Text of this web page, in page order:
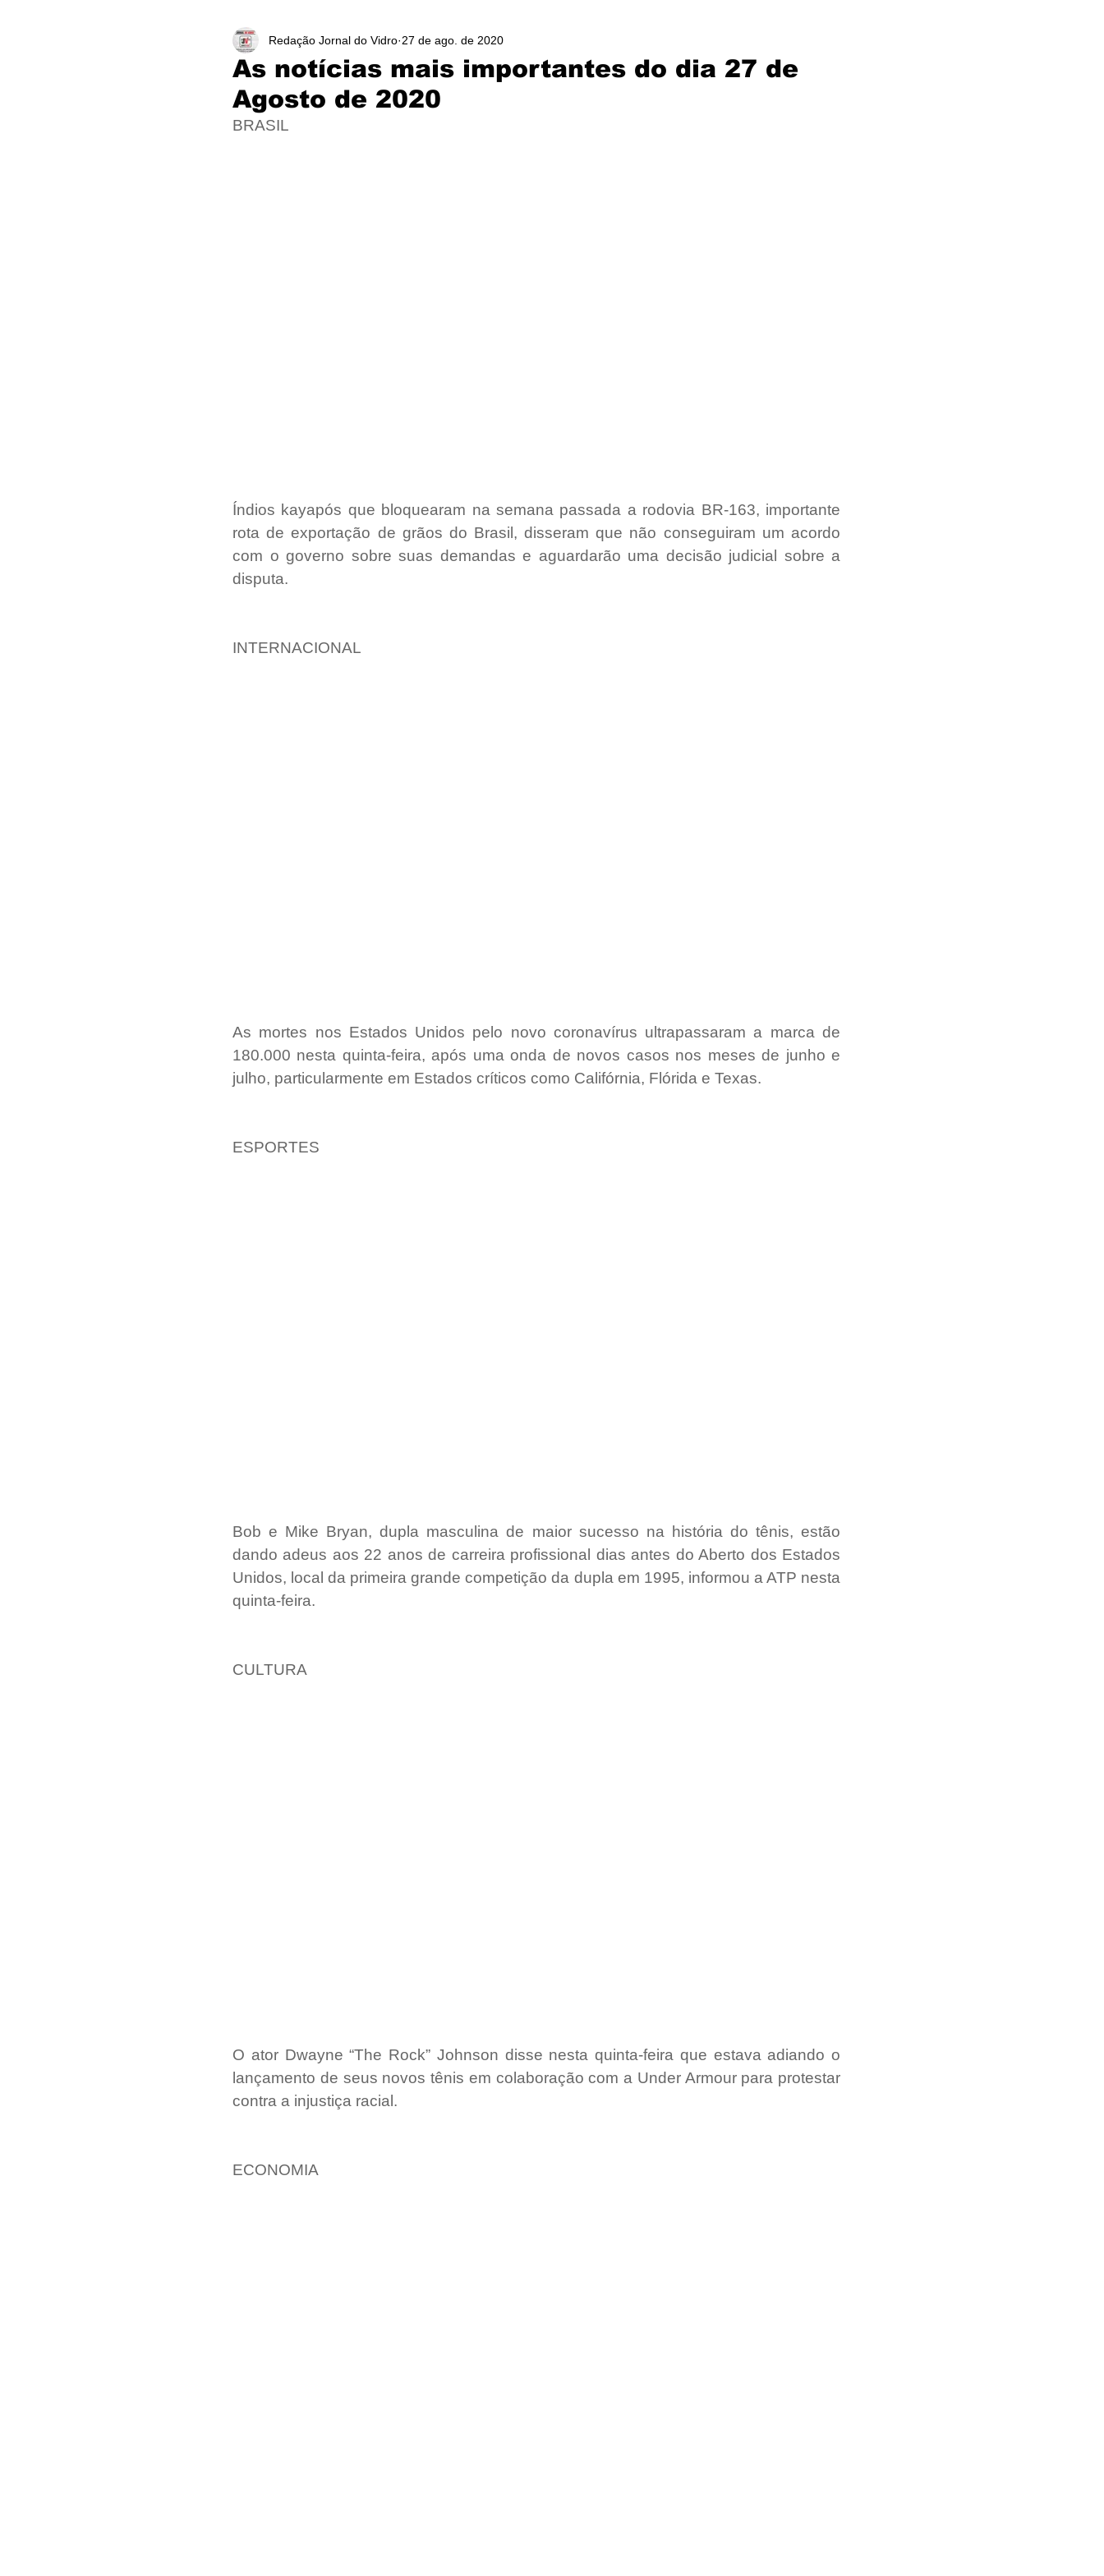
As notícias mais importantes do dia 27 de
Agosto de 2020
Redação Jornal do Vidro 27 de ago. de 2020
BRASIL
Índios kayapós que bloquearam na semana passada a rodovia BR-163, importante
rota de exportação de grãos do Brasil, disseram que não conseguiram um acordo
com o governo sobre suas demandas e aguardarão uma decisão judicial sobre a
disputa.
INTERNACIONAL
As mortes nos Estados Unidos pelo novo coronavírus ultrapassaram a marca de
180.000 nesta quinta-feira, após uma onda de novos casos nos meses de junho e
julho, particularmente em Estados críticos como Califórnia, Flórida e Texas.
ESPORTES
Bob e Mike Bryan, dupla masculina de maior sucesso na história do tênis, estão
dando adeus aos 22 anos de carreira profissional dias antes do Aberto dos Estados
Unidos, local da primeira grande competição da dupla em 1995, informou a ATP nesta
quinta-feira.
CULTURA
O ator Dwayne “The Rock” Johnson disse nesta quinta-feira que estava adiando o
lançamento de seus novos tênis em colaboração com a Under Armour para protestar
contra a injustiça racial.
ECONOMIA